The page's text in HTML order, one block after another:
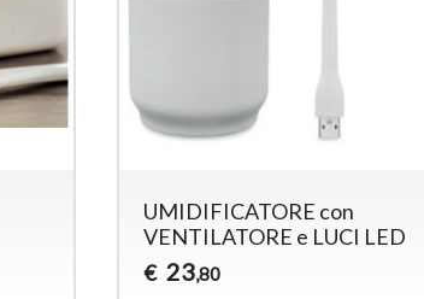
UMIDIFICATORE con
VENTILATORE e LUCI LED
€ 23,80